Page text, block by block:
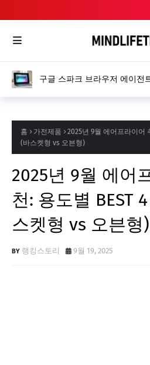
구글 스파크 브라우저 에이전
홈 가전제품
2025년 9월 에어프라이어
(바스켓형 vs 오븐형)
2025년 9월 에어
천: 용도별 BEST
스켓형 vs 오븐형)
랭킹스토리 9월 19, 2025